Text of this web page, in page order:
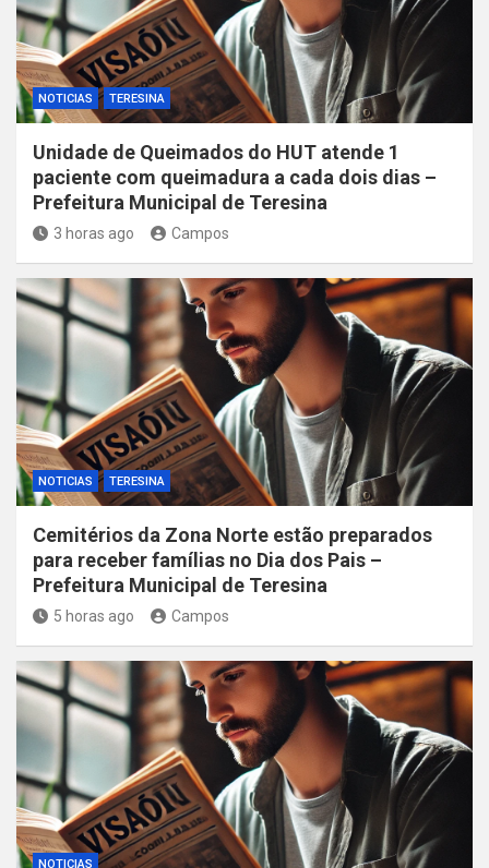
NOTICIAS TERESINA
Unidade de Queimados do HUT atende 1
paciente com queimadura a cada dois dias –
Prefeitura Municipal de Teresina
3 horas ago Campos
NOTICIAS TERESINA
Cemitérios da Zona Norte estão preparados
para receber famílias no Dia dos Pais –
Prefeitura Municipal de Teresina
5 horas ago Campos
NOTICIAS